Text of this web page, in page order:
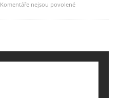
Komentáře nejsou povolené